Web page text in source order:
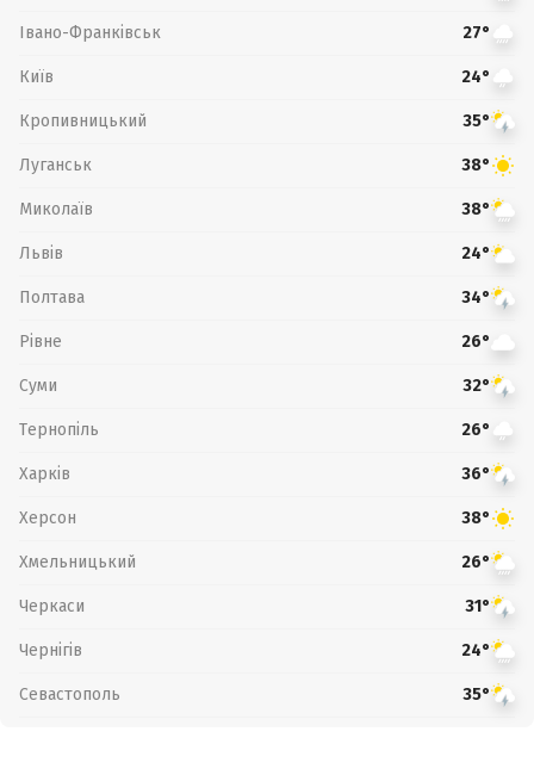
Івано-Франківськ 27°
Київ 24°
Кропивницький 35°
Луганськ 38°
Миколаїв 38°
Львів 24°
Полтава 34°
Рівне 26°
Суми 32°
Тернопіль 26°
Харків 36°
Херсон 38°
Хмельницький 26°
Черкаси 31°
Чернігів 24°
Севастополь 35°